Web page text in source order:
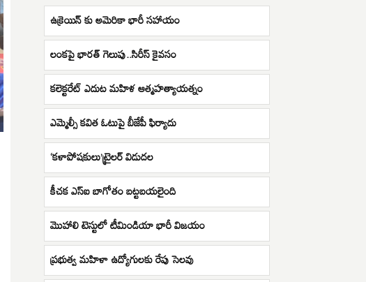
ఉక్రెయిన్ కు అమెరికా భారీ సహాయం
లంకపై భారత్ గెలుపు..సిరీస్ కైవసం
కలెక్టరేట్ ఎదుట మహిళ ఆత్మహత్యాయత్నం
ఎమ్మెల్సీ కవిత ఓటుపై బీజేపీ ఫిర్యాదు
‘కళాపోషకులు’ట్రైలర్​ విడుదల
కీచక ఎస్ఐ బాగోతం బట్టబయలైంది
మొహాలి టెస్టులో టీమిండియా భారీ విజయం
ప్రభుత్వ మహిళా ఉద్యోగులకు రేపు సెలవు